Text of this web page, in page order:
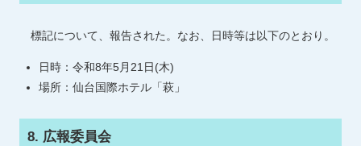
標記について、報告された。なお、日時等は以下のとおり。
日時：令和8年5月21日(木)
場所：仙台国際ホテル「萩」
8. 広報委員会